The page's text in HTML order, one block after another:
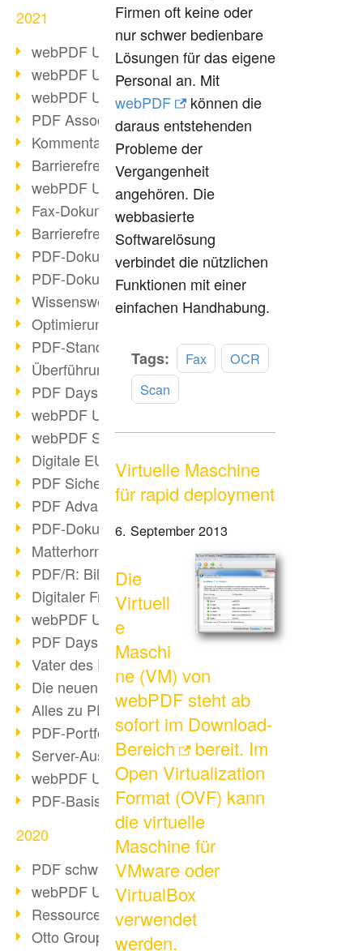
2021
webPDF Update 8.0.0.2376
webPDF Update 8.0.0.2374
webPDF Update 8.0.0.2372
PDF Association 2021 Entwicklungen
Kommentare im PDF einfügen
Barrierefreie PDF-Dokumente (3/3)
webPDF Update 8.0.0.2338
Fax-Dokumente in Workflow
Barrierefreie PDF-Dokumente (2/3)
PDF-Dokumente mit OCR optimieren
PDF-Dokumente barrierefrei?
Wissenswertes über E-Signatur
Optimierung des PDF-Formats
PDF-Standards im Überblick
Überführung PDF/A in Archivsystem
PDF Days Europe 2021
webPDF Update 8.0.0.2282
webPDF Statistik-Auswertungen
Digitale EU COVID-Zertifikate
PDF Sicherheitseinstellungen
PDF Advanced Electronic Signature
PDF-Dokumente neu organisieren
Matterhorn Protokoll 1.1 verfügbar
PDF/R: Bildformat der Zukunft
Digitaler Freigabeprozess
webPDF Update 8.0.0.2255
PDF Days Europe 2021
Vater des PDF gestorben
Die neuen PDF Standards 2020
Alles zu PDF/A-4
PDF-Portfolio erstellen
Server-Auslastung Status-Seite
webPDF Update 8.0.0.2229
PDF-Basisdatenpflege mit webPDF
2020
PDF schwärzen & bereinigen
webPDF Update 8.0.0.2193
Ressourcen für Entwickler
Otto Group Recruiting
Firmen oft keine oder
nur schwer bedienbare
Lösungen für das eigene
Personal an. Mit
webPDF
können die
daraus entstehenden
Probleme der
Vergangenheit
angehören. Die
webbasierte
Softwarelösung
verbindet die nützlichen
Funktionen mit einer
einfachen Handhabung.
Tags: Fax
OCR
Scan
Virtuelle Maschine
für rapid deployment
6. September 2013
Die
Virtuell
e
Maschi
ne (VM) von
webPDF steht ab
sofort im Download-
Bereich
bereit. Im
Open Virtualization
Format (OVF) kann
die virtuelle
Maschine für
VMware oder
VirtualBox
verwendet
werden.